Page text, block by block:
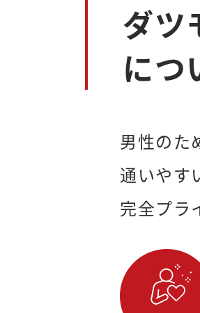
ダツ
につ
男性のた
通いやす
完全プラ